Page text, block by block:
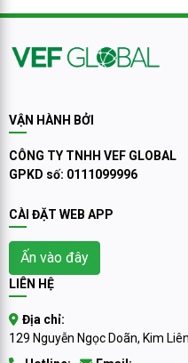
VẬN HÀNH BỞI
CÔNG TY TNHH VEF GLOBAL
GPKD số: 0111099996
CÀI ĐẶT WEB APP
Ấn vào đây
LIÊN HỆ
Địa chỉ:
129 Nguyễn Ngọc Doãn, Kim